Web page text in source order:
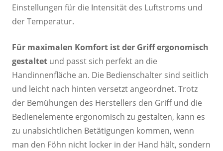
Einstellungen für die Intensität des Luftstroms und
der Temperatur.
Für maximalen Komfort ist der Griff ergonomisch
gestaltet und passt sich perfekt an die
Handinnenfläche an. Die Bedienschalter sind seitlich
und leicht nach hinten versetzt angeordnet. Trotz
der Bemühungen des Herstellers den Griff und die
Bedienelemente ergonomisch zu gestalten, kann es
zu unabsichtlichen Betätigungen kommen, wenn
man den Föhn nicht locker in der Hand hält, sondern